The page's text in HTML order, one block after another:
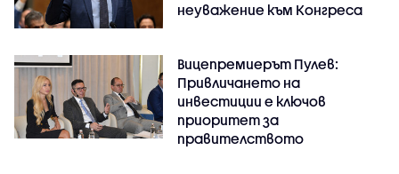
неуважение към Конгреса
Вицепремиерът Пулев:
Привличането на
инвестиции е ключов
приоритет за
правителството